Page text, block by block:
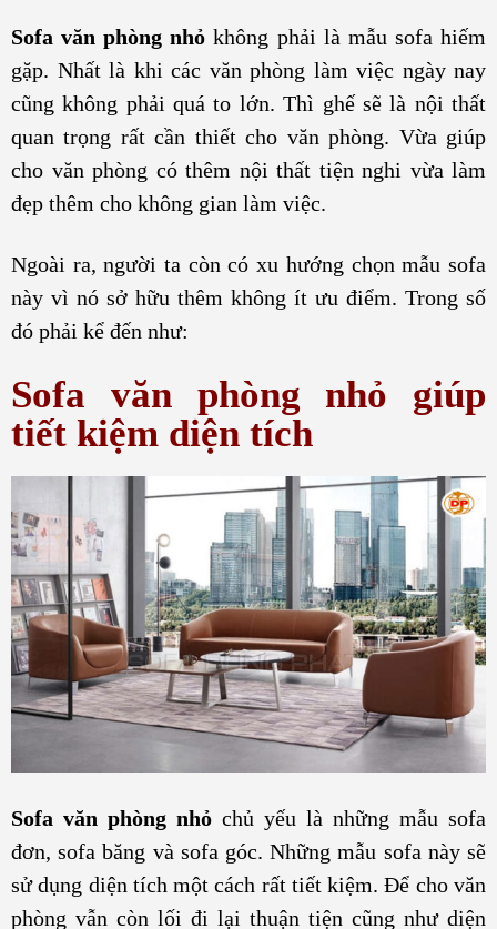
Sofa văn phòng nhỏ không phải là mẫu sofa hiếm
gặp. Nhất là khi các văn phòng làm việc ngày nay
cũng không phải quá to lớn. Thì ghế sẽ là nội thất
quan trọng rất cần thiết cho văn phòng. Vừa giúp
cho văn phòng có thêm nội thất tiện nghi vừa làm
đẹp thêm cho không gian làm việc.
Ngoài ra, người ta còn có xu hướng chọn mẫu sofa
này vì nó sở hữu thêm không ít ưu điểm. Trong số
đó phải kể đến như:
Sofa văn phòng nhỏ giúp
tiết kiệm diện tích
Sofa văn phòng nhỏ chủ yếu là những mẫu sofa
đơn, sofa băng và sofa góc. Những mẫu sofa này sẽ
sử dụng diện tích một cách rất tiết kiệm. Để cho văn
phòng vẫn còn lối đi lại thuận tiện cũng như diện